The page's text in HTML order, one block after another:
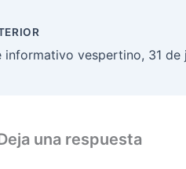
informativo vespertino, 31 de
una respuesta